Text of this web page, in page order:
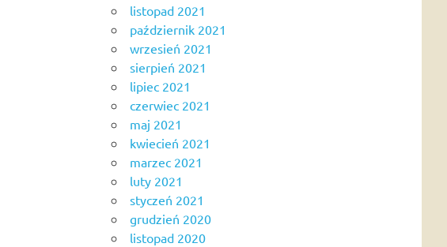
listopad 2021
październik 2021
wrzesień 2021
sierpień 2021
lipiec 2021
czerwiec 2021
maj 2021
kwiecień 2021
marzec 2021
luty 2021
styczeń 2021
grudzień 2020
listopad 2020